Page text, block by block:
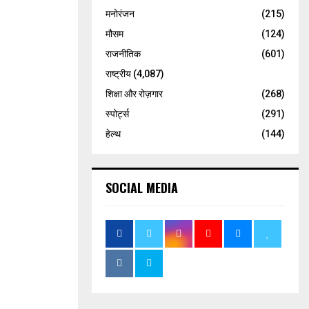
मनोरंजन
(215)
मौसम
(124)
राजनीतिक
(601)
राष्ट्रीय (4,087)
शिक्षा और रोज़गार
(268)
स्पोर्ट्स
(291)
हेल्थ
(144)
SOCIAL MEDIA